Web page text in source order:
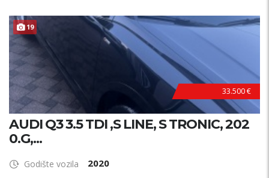
19
33.500 €
AUDI Q3 3.5 TDI ,S LINE, S TRONIC, 202
0.G,...
Godište vozila 2020